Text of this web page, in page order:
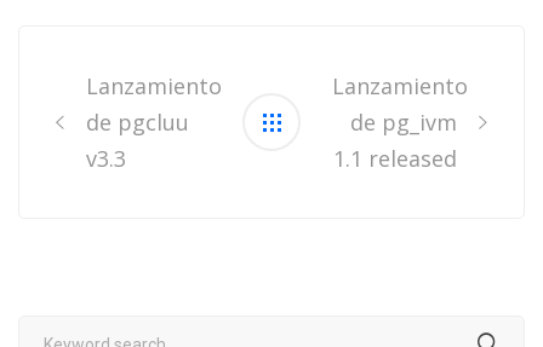
navigation
Lanzamiento
de pgcluu
v3.3
Lanzamiento
de pg_ivm
1.1 released
Search